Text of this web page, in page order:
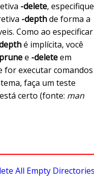
-delete, especifique
-depthde forma a
Como ao especificar
é implícita, você
e -deleteem
for executar comandos
faça um teste
certo (fonte: man
All Empty